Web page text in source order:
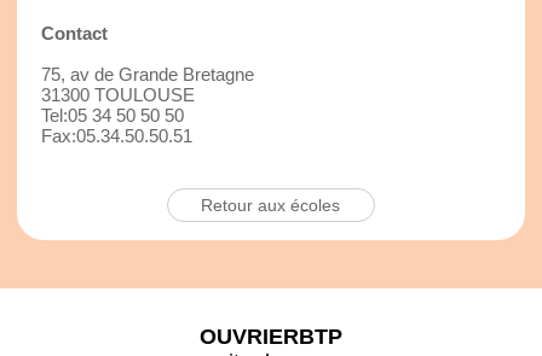
Contact
75, av de Grande Bretagne
31300 TOULOUSE
Tel:05 34 50 50 50
Fax:05.34.50.50.51
Retour aux écoles
OUVRIERBTP